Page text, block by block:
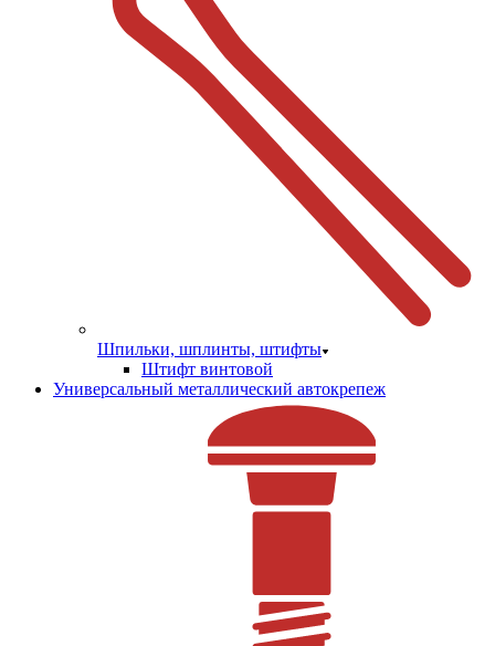
Шпильки, шплинты, штифты
Штифт винтовой
Универсальный металлический автокрепеж